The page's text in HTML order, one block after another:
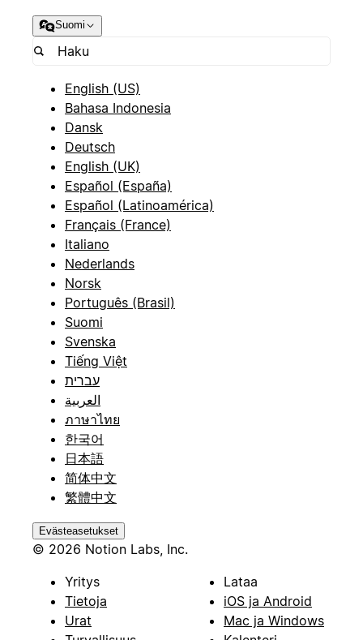
Suomi
English (US)
Bahasa Indonesia
Dansk
Deutsch
English (UK)
Español (España)
Español (Latinoamérica)
Français (France)
Italiano
Nederlands
Norsk
Português (Brasil)
Suomi
Svenska
Tiếng Việt
עברית
العربية
ภาษาไทย
한국어
日本語
简体中文
繁體中文
Evästeasetukset
© 2026 Notion Labs, Inc.
Yritys
Tietoja
Urat
Lataa
iOS ja Android
Mac ja Windows